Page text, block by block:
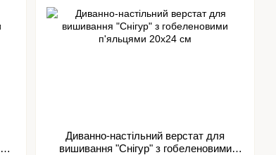
Диванно-настільний верстат для
вишивання "Снігур" з гобеленовими